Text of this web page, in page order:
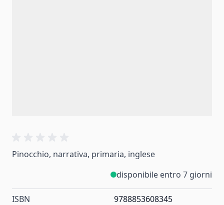
Pinocchio, narrativa, primaria, inglese
disponibile entro 7 giorni
ISBN 9788853608345